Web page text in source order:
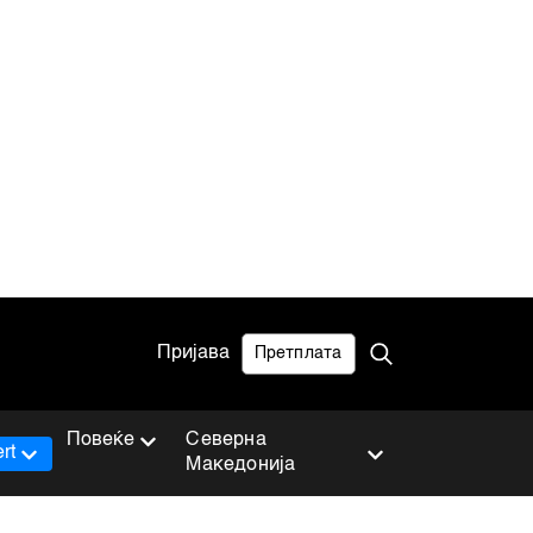
Пријава Претплата
Северна
Македонија
Повеќе